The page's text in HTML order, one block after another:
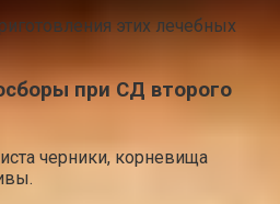
этих лечебных
при СД второго
черники, корневища